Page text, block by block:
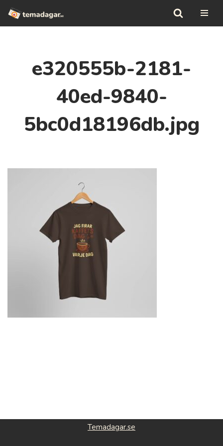
Hoppa
e320555b-2181-
40ed-9840-
5bc0d18196db.jpg
Temadagar.se